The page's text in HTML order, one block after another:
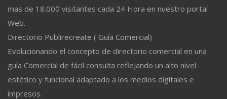
mas de 18.000 visitantes cada 24 Hora en nuestro portal
Web.
Directorio Publirecreate ( Guía Comercial)
Evolucionando el concepto de directorio comercial en una
guía Comercial de fácil consulta reflejando un alto nivel
estético y funcional adaptado a los medios digitales e
impresos.